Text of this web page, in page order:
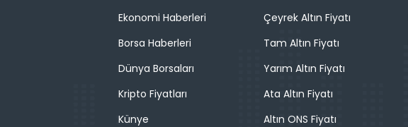
Ekonomi Haberleri
Borsa Haberleri
Dünya Borsaları
Kripto Fiyatları
Künye
Çeyrek Altın Fiyatı
Tam Altın Fiyatı
Yarım Altın Fiyatı
Ata Altın Fiyatı
Altın ONS Fiyatı